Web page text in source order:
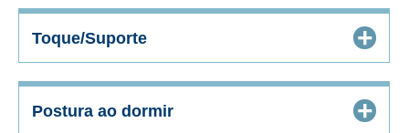
+
Toque/Suporte
+
Postura ao dormir